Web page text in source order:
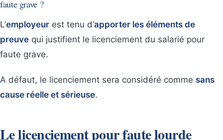
faute grave ?
L’employeur est tenu d’apporter les éléments de
preuve qui justifient le licenciement du salarié pour
faute grave.
A défaut, le licenciement sera considéré comme sans
cause réelle et sérieuse.
Le licenciement pour faute lourde